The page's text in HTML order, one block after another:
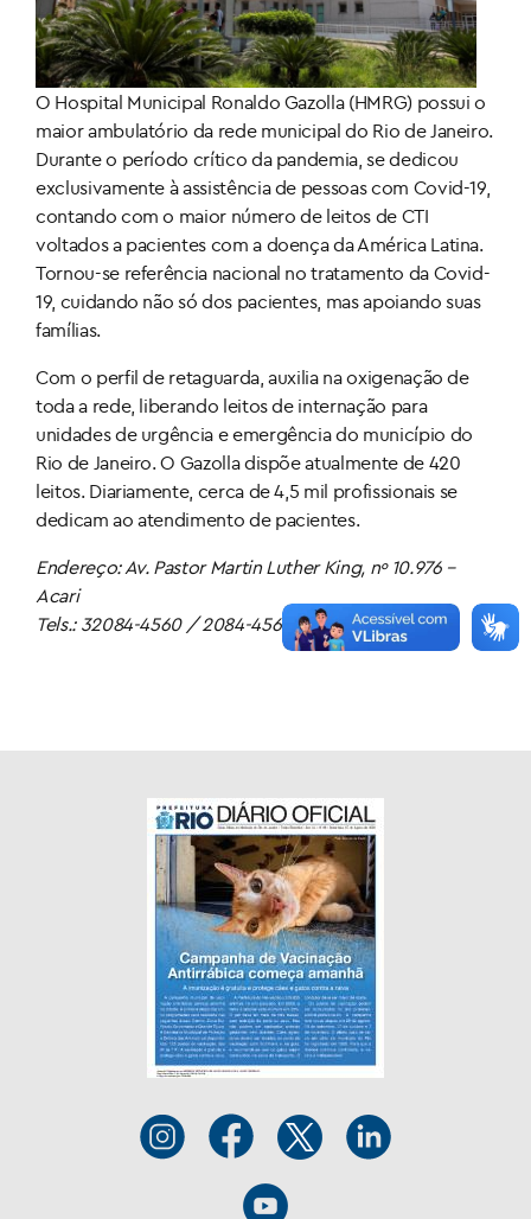
O Hospital Municipal Ronaldo Gazolla (HMRG) possui o
maior ambulatório da rede municipal do Rio de Janeiro.
Durante o período crítico da pandemia, se dedicou
exclusivamente à assistência de pessoas com Covid-19,
contando com o maior número de leitos de CTI
voltados a pacientes com a doença da América Latina.
Tornou-se referência nacional no tratamento da Covid-
19, cuidando não só dos pacientes, mas apoiando suas
famílias.
Com o perfil de retaguarda, auxilia na oxigenação de
toda a rede, liberando leitos de internação para
unidades de urgência e emergência do município do
Rio de Janeiro. O Gazolla dispõe atualmente de 420
leitos. Diariamente, cerca de 4,5 mil profissionais se
dedicam ao atendimento de pacientes.
Endereço: Av. Pastor Martin Luther King, nº 10.976 –
Acari
Tels.: 32084-4560 / 2084-4565